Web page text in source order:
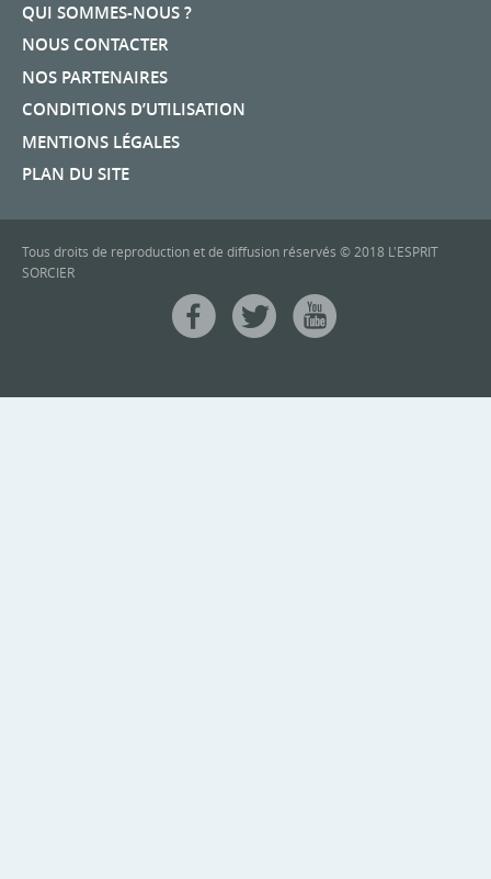
QUI SOMMES-NOUS ?
NOUS CONTACTER
NOS PARTENAIRES
CONDITIONS D’UTILISATION
MENTIONS LÉGALES
PLAN DU SITE
Tous droits de reproduction et de diffusion réservés © 2018 L'ESPRIT
SORCIER